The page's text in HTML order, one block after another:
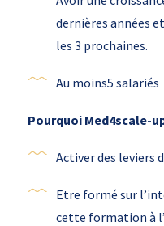
dernières années
les 3 prochaines.
Au moins5 salariés
Pourquoi Med4scale-
Activer des leviers
Etre formé sur
cette formation à